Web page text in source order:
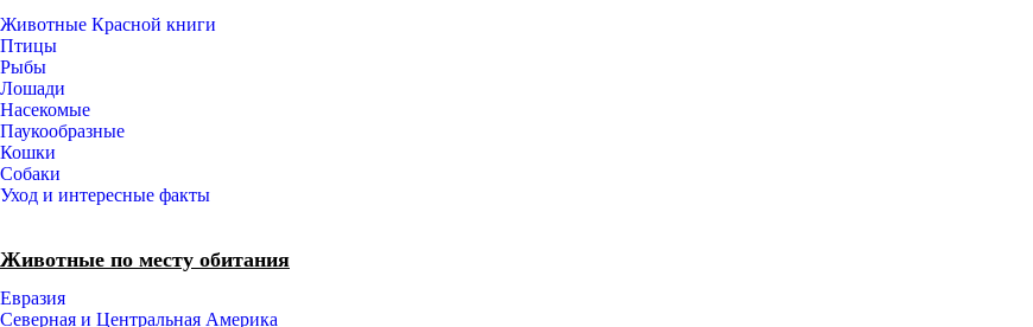
Животные Красной книги
Птицы
Рыбы
Лошади
Насекомые
Паукообразные
Кошки
Собаки
Уход и интересные факты
Животные по месту обитания
Евразия
Северная и Центральная Америка